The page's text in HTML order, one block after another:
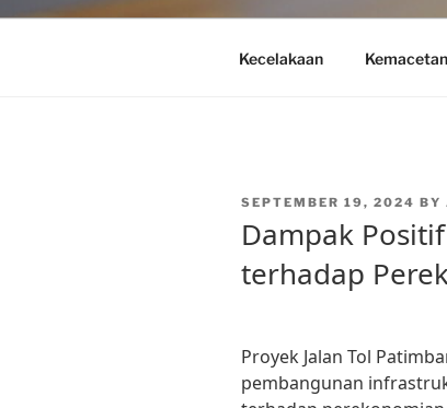
Kecelakaan Kemacetan
POSTED
SEPTEMBER 19, 2024 BY
Dampak
terhadap
Proyek Jalan Tol
pembangunan